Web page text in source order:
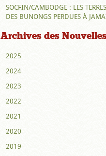
SOCFIN/CAMBODGE : LES
DES BUNONGS PERDUES À
Archives des
2025
2024
2023
2022
2021
2020
2019